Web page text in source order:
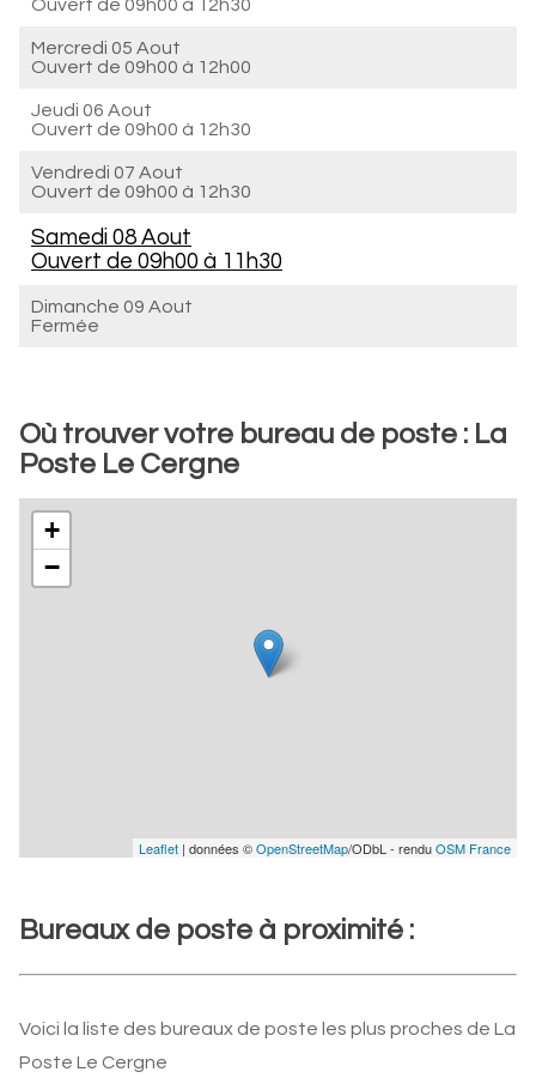
Ouvert de 09h00 à 12h30
Mercredi 05 Aout
Ouvert de 09h00 à 12h00
Jeudi 06 Aout
Ouvert de 09h00 à 12h30
Vendredi 07 Aout
Ouvert de 09h00 à 12h30
Samedi 08 Aout
Ouvert de 09h00 à 11h30
Dimanche 09 Aout
Fermée
Où trouver votre bureau de poste : La
Poste Le Cergne
+
−
Leaflet | données ©OpenStreetMap/ODbL - renduOSM France
Bureaux de poste à proximité :
Voici la liste des bureaux de poste les plus proches de La
Poste Le Cergne